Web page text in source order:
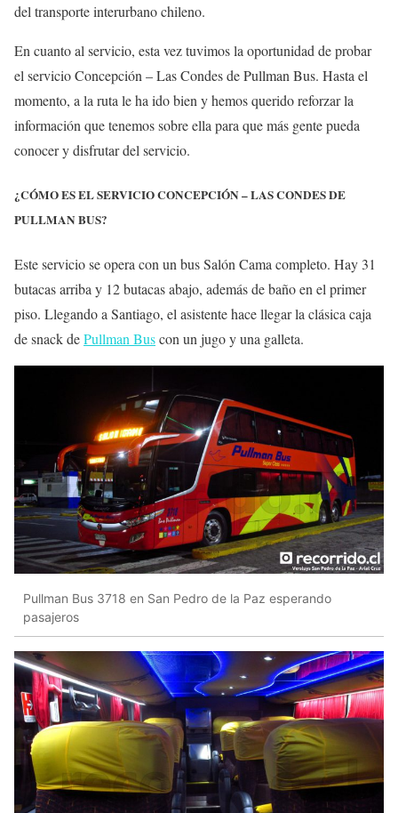
del transporte interurbano chileno.
En cuanto al servicio, esta vez tuvimos la oportunidad de probar
el servicio Concepción – Las Condes de Pullman Bus. Hasta el
momento, a la ruta le ha ido bien y hemos querido reforzar la
información que tenemos sobre ella para que más gente pueda
conocer y disfrutar del servicio.
¿CÓMO ES EL SERVICIO CONCEPCIÓN – LAS CONDES DE
PULLMAN BUS?
Este servicio se opera con un bus Salón Cama completo. Hay 31
butacas arriba y 12 butacas abajo, además de baño en el primer
piso. Llegando a Santiago, el asistente hace llegar la clásica caja
de snack dePullman Buscon un jugo y una galleta.
Pullman Bus 3718 en San Pedro de la Paz esperando
pasajeros